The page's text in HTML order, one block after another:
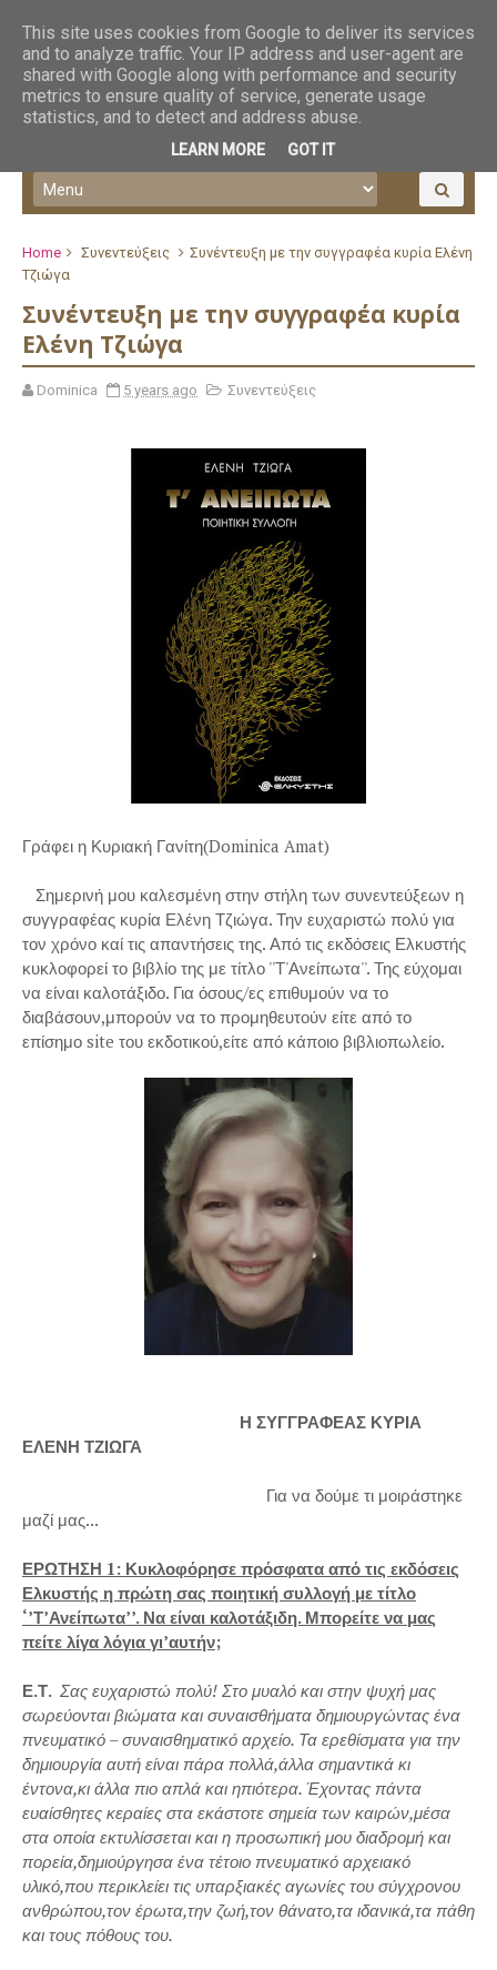
Home Συνεντεύξεις
Συνέντευξη με την συγγραφέα κυρία Ελένη
Τζιώγα
Συνέντευξη με την συγγραφέα κυρία
Ελένη Τζιώγα
Dominica 5 years ago Συνεντεύξεις
Γράφει η Κυριακή Γανίτη(Dominica Amat)
Σημερινή μου καλεσμένη στην στήλη των συνεντεύξεων η
συγγραφέας κυρία Ελένη Τζιώγα. Την ευχαριστώ πολύ για
τον χρόνο καί τις απαντήσεις της. Από τις εκδόσεις Ελκυστής
κυκλοφορεί το βιβλίο της με τίτλο ''Τ'Ανείπωτα''. Της εύχομαι
να είναι καλοτάξιδο. Για όσους/ες επιθυμούν να το
διαβάσουν,μπορούν να το προμηθευτούν είτε από το
επίσημο site του εκδοτικού,είτε από κάποιο βιβλιοπωλείο.
Η ΣΥΓΓΡΑΦΕΑΣ ΚΥΡΙΑ
ΕΛΕΝΗ ΤΖΙΩΓΑ
Για να δούμε τι μοιράστηκε
μαζί μας...
ΕΡΩΤΗΣΗ 1: Κυκλοφόρησε πρόσφατα από τις εκδόσεις
Ελκυστής η πρώτη σας ποιητική συλλογή με τίτλο
‘’Τ’Ανείπωτα’’. Να είναι καλοτάξιδη. Μπορείτε να μας
πείτε λίγα λόγια γι’αυτήν;
Ε.Τ. Σας ευχαριστώ πολύ! Στο μυαλό και στην ψυχή μας
σωρεύονται βιώματα και συναισθήματα δημιουργώντας ένα
πνευματικό – συναισθηματικό αρχείο. Τα ερεθίσματα για την
δημιουργία αυτή είναι πάρα πολλά,άλλα σημαντικά κι
έντονα,κι άλλα πιο απλά και ηπιότερα. Έχοντας πάντα
ευαίσθητες κεραίες στα εκάστοτε σημεία των καιρών,μέσα
στα οποία εκτυλίσσεται και η προσωπική μου διαδρομή και
πορεία,δημιούργησα ένα τέτοιο πνευματικό αρχειακό
υλικό,που περικλείει τις υπαρξιακές αγωνίες του σύγχρονου
ανθρώπου,τον έρωτα,την ζωή,τον θάνατο,τα ιδανικά,τα πάθη
και τους πόθους του.
This site uses cookies from Google to deliver its services
and to analyze traffic. Your IP address and user-agent are
shared with Google along with performance and security
metrics to ensure quality of service, generate usage
statistics, and to detect and address abuse.
LEARN MORE GOT IT